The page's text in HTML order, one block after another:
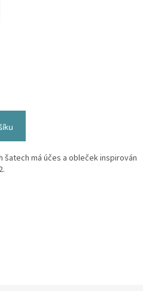
šatech má účes a obleček inspirován